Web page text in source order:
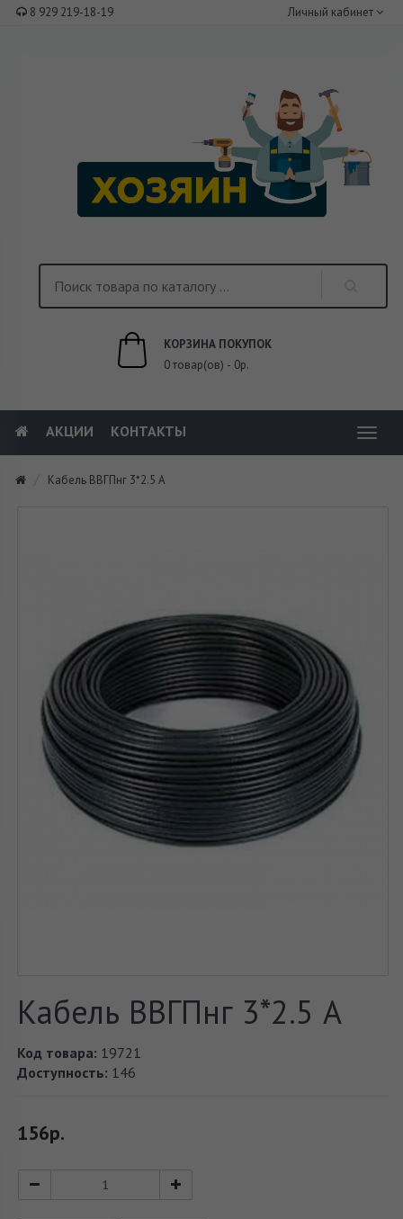
8 929 219-18-19 Личный кабинет
КОРЗИНА ПОКУПОК
0 товар(ов) - 0р.
АКЦИИ КОНТАКТЫ
Кабель ВВГПнг 3*2.5 А
Кабель ВВГПнг 3*2.5 А
Код товара: 19721
Доступность: 146
156р.